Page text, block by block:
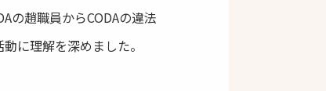
の趙職員からCODAの違法
に理解を深めました。